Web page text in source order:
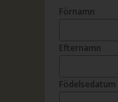
Förnamn
Efternamn
Födelsedatum